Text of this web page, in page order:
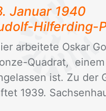
Ja­nu­ar 1940
Hil­fer­ding-
ar­bei­te­te Os­kar
Qua­drat,
ist. Zu der
1939.